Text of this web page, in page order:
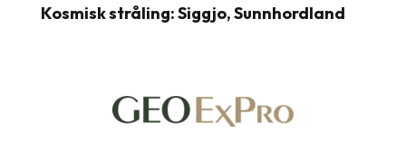
Kosmisk stråling: Siggjo, Sunnhordland